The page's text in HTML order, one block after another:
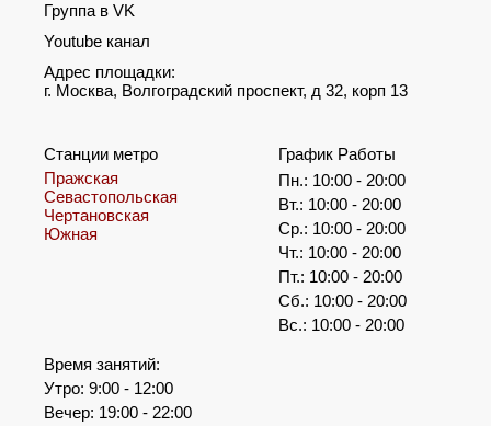
Группа в VK
Youtube канал
Адрес площадки:
г. Москва, Волгоградский проспект, д 32, корп 13
Станции метро
Пражская
Севастопольская
Чертановская
Южная
График Работы
Пн.: 10:00 - 20:00
Вт.: 10:00 - 20:00
Ср.: 10:00 - 20:00
Чт.: 10:00 - 20:00
Пт.: 10:00 - 20:00
Сб.: 10:00 - 20:00
Вс.: 10:00 - 20:00
Время занятий:
Утро: 9:00 - 12:00
Вечер: 19:00 - 22:00